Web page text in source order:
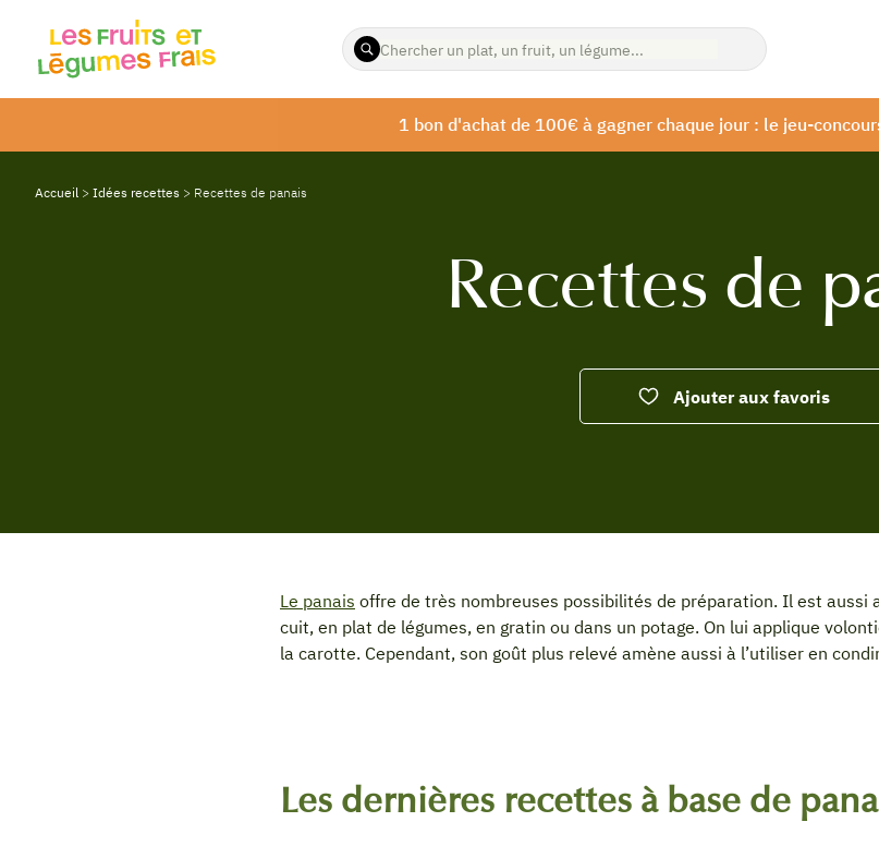
ENTREZ
LES
RECHERCHER1 bon d'achat de 100€ à gagner chaque jour : le jeu-
Accueil > Idées recettes > Recettes de panais
Recettes de
Ajouter aux favoris
Le panais offre de très nombreuses possibilités de préparation. Il est aussi
cuit, en plat de légumes, en gratin ou dans un potage. On lui applique
la carotte. Cependant, son goût plus relevé amène aussi à l’utiliser en
Les dernières recettes à base de